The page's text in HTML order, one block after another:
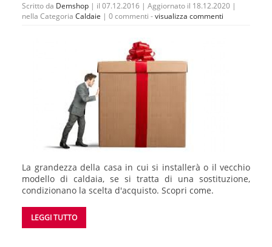
Scritto da Demshop | il 07.12.2016 | Aggiornato il 18.12.2020 |
nella Categoria Caldaie | 0 commenti -visualizza commenti
La grandezza della casa in cui si installerà o il vecchio
modello di caldaia, se si tratta di una sostituzione,
condizionano la scelta d'acquisto. Scopri come.
LEGGI TUTTO